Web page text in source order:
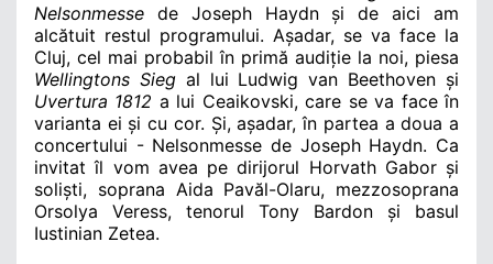
Nelsonmesse de Joseph Haydn și de aici am
alcătuit restul programului. Așadar, se va face la
Cluj, cel mai probabil în primă audiție la noi, piesa
Wellingtons Sieg al lui Ludwig van Beethoven și
Uvertura 1812 a lui Ceaikovski, care se va face în
varianta ei și cu cor. Și, așadar, în partea a doua a
concertului - Nelsonmesse de Joseph Haydn. Ca
invitat îl vom avea pe dirijorul Horvath Gabor și
soliști, soprana Aida Pavăl-Olaru, mezzosoprana
Orsolya Veress, tenorul Tony Bardon și basul
Iustinian Zetea.